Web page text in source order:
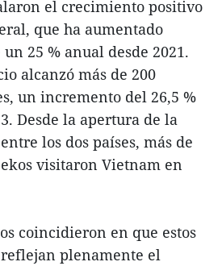
el crecimiento positivo
que ha aumentado
25 % anual desde 2021.
alcanzó más de 200
un incremento del 26,5 %
Desde la apertura de la
los dos países, más de
visitaron Vietnam en
coincidieron en que estos
plenamente el